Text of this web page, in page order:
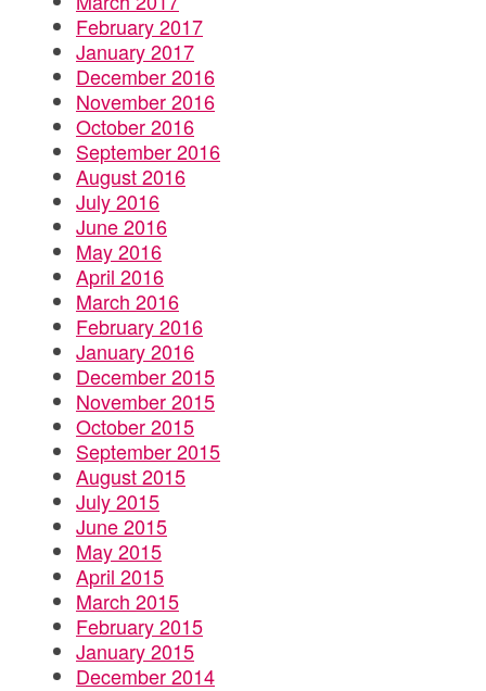
February 2017
January 2017
December 2016
November 2016
October 2016
September 2016
August 2016
July 2016
June 2016
May 2016
April 2016
March 2016
February 2016
January 2016
December 2015
November 2015
October 2015
September 2015
August 2015
July 2015
June 2015
May 2015
April 2015
March 2015
February 2015
January 2015
December 2014